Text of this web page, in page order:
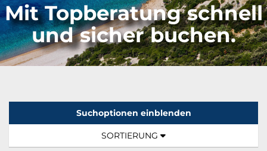
Mit Topberatung schnell
und sicher buchen.
Suchoptionen einblenden
TOGGLE NAVIGATION
SORTIERUNG